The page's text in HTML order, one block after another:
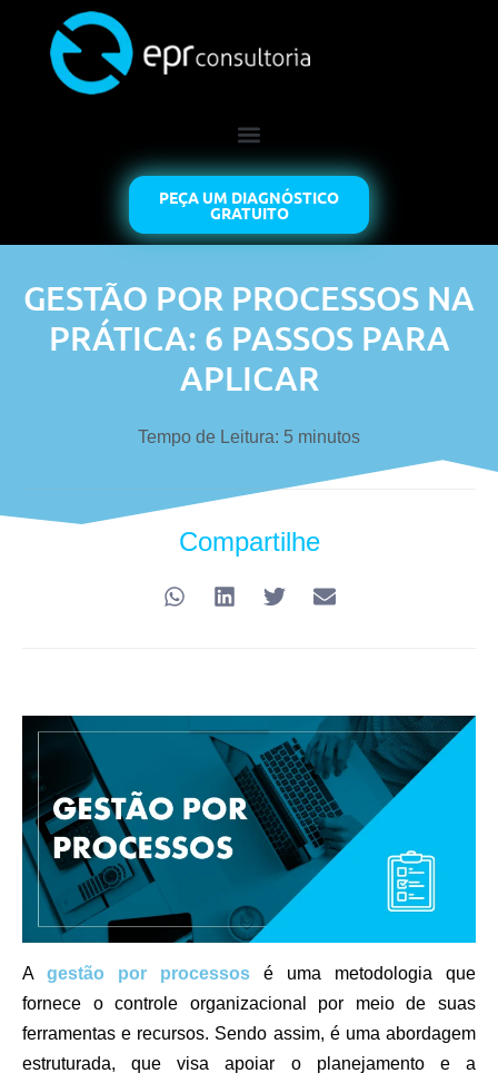
PEÇA UM DIAGNÓSTICO
GRATUITO
GESTÃO POR PROCESSOS NA
PRÁTICA: 6 PASSOS PARA
APLICAR
Tempo de Leitura: 5 minutos
Compartilhe
A gestão por processos é uma metodologia que
fornece o controle organizacional por meio de suas
ferramentas e recursos. Sendo assim, é uma abordagem
estruturada, que visa apoiar o planejamento e a